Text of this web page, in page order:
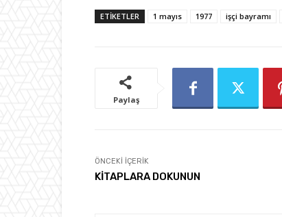
ETIKETLER 1 mayıs 1977 işçi bayramı
Paylaş
ÖNCEKI İÇERIK
KİTAPLARA DOKUNUN